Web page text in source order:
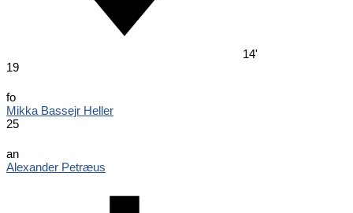
14'
19
fo
Mikka Bassejr Heller
25
an
Alexander Petræus